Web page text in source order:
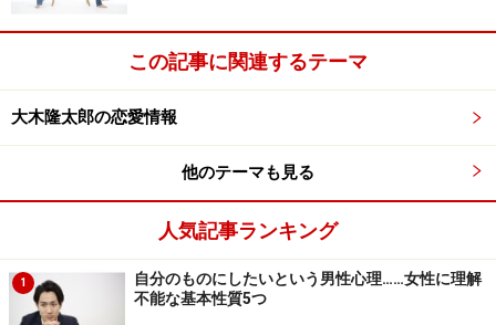
この記事に関連するテーマ
大木隆太郎の恋愛情報
他のテーマも見る
人気記事ランキング
1
自分のものにしたいという男性心理……女性に理解
不能な基本性質5つ